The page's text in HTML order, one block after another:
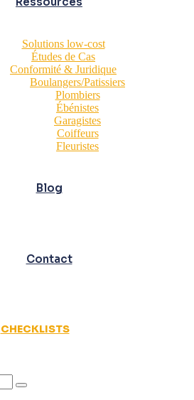
Solutions low-cost
Études de Cas
Conformité & Juridique
Boulangers/Patissiers
Plombiers
Ébénistes
Garagistes
Coiffeurs
Fleuristes
Blog
Contact
CHECKLISTS